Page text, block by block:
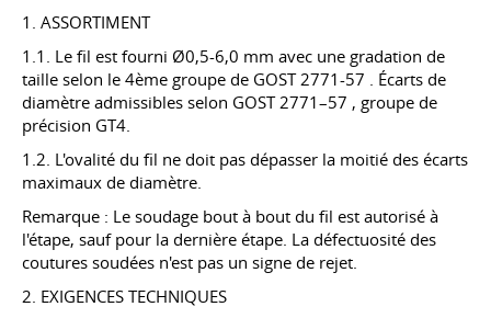
1. ASSORTIMENT
1.1. Le fil est fourni Ø0,5-6,0 mm avec une gradation de
taille selon le 4ème groupe de GOST 2771-57 . Écarts de
diamètre admissibles selon GOST 2771–57 , groupe de
précision GT4.
1.2. L'ovalité du fil ne doit pas dépasser la moitié des écarts
maximaux de diamètre.
Remarque : Le soudage bout à bout du fil est autorisé à
l'étape, sauf pour la dernière étape. La défectuosité des
coutures soudées n'est pas un signe de rejet.
2. EXIGENCES TECHNIQUES